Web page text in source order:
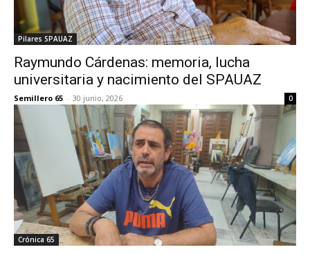
Pilares SPAUAZ
Raymundo Cárdenas: memoria, lucha
universitaria y nacimiento del SPAUAZ
Semillero 65 - 30 junio, 2026 0
Crónica 65